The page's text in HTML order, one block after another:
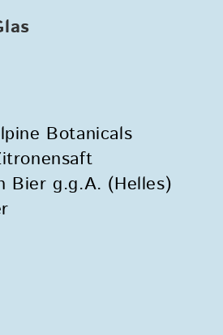
Botanicals
Bier g.g.A. (Helles)